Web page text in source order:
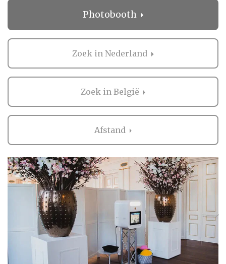
Bijzondere gastenboeken
Gelukkig zijn er tegenwoordig vele
verschillende- en bijzondere soorten
gastenboeken te verkrijgen die een
persoonlijke herinnering vormen aan jullie
bruiloft. Van eenvoudig tot super creatief,
voor ieder bruidspaar is een passend
gastenboek te vinden.
Een foto zegt meer
Een simpel, maar heel leuk idee is om bij
binnenkomst van de gasten van iedereen een
foto te laten maken en deze foto's aan het
einde van de avond alweer terug te zien in
de photobooth.
De ceremoniemeester zorgt ervoor dat dat
alle gasten hun foto van een naam of
handtekening voorzien en voilà .... een
bijzonder en persoonlijk gastenboek ligt
voor jullie klaar!
Photobooth
Zoek in Nederland
Zoek in België
Afstand